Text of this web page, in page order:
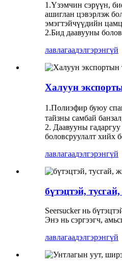
1.Үзэмчин сэрүүн,
ашиглан цэвэрлэж
эмэгтэйчүүдийн
2.Бид даавууны
лавлагаадэлгэрэнгүй
Халуун
1.Полиэфир буюу
тайзны самбай
2. Даавууны
боловсруулалт хийх
лавлагаадэлгэрэнгүй
бүтэцтэй,
Seersucker нь
Энэ нь сэргээгч,
лавлагаадэлгэрэнгүй